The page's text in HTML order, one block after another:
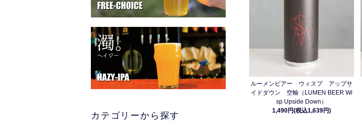
ルーメンビアー ウィスプ アップサ
イドダウン 空輸（LUMEN BEER Wi
sp Upside Down）
1,490円(税込1,639円)
カテゴリーから探す